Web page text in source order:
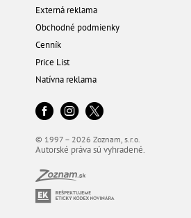
Externá reklama
Obchodné podmienky
Cenník
Price List
Natívna reklama
© 1997 – 2026 Zoznam, s.r.o.
Autorské práva sú vyhradené.